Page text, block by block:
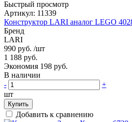
Быстрый просмотр
Артикул: 11339
Конструктор LARI аналог LEGO
Бренд
LARI
990 руб. /шт
1 188 руб.
Экономия 198 руб.
В наличии
-
+
шт
Купить
Добавить к сравнению